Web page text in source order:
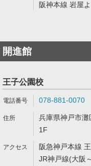
阪神本線 岩屋
開進館
王子公園校
078-881-0070
兵庫県神戸市
1F
阪急神戸本線
JR神戸線(大阪